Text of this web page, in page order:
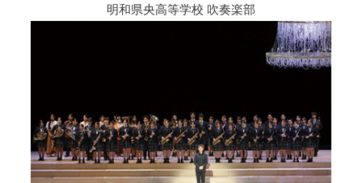
明和県央高等学校 吹奏楽部